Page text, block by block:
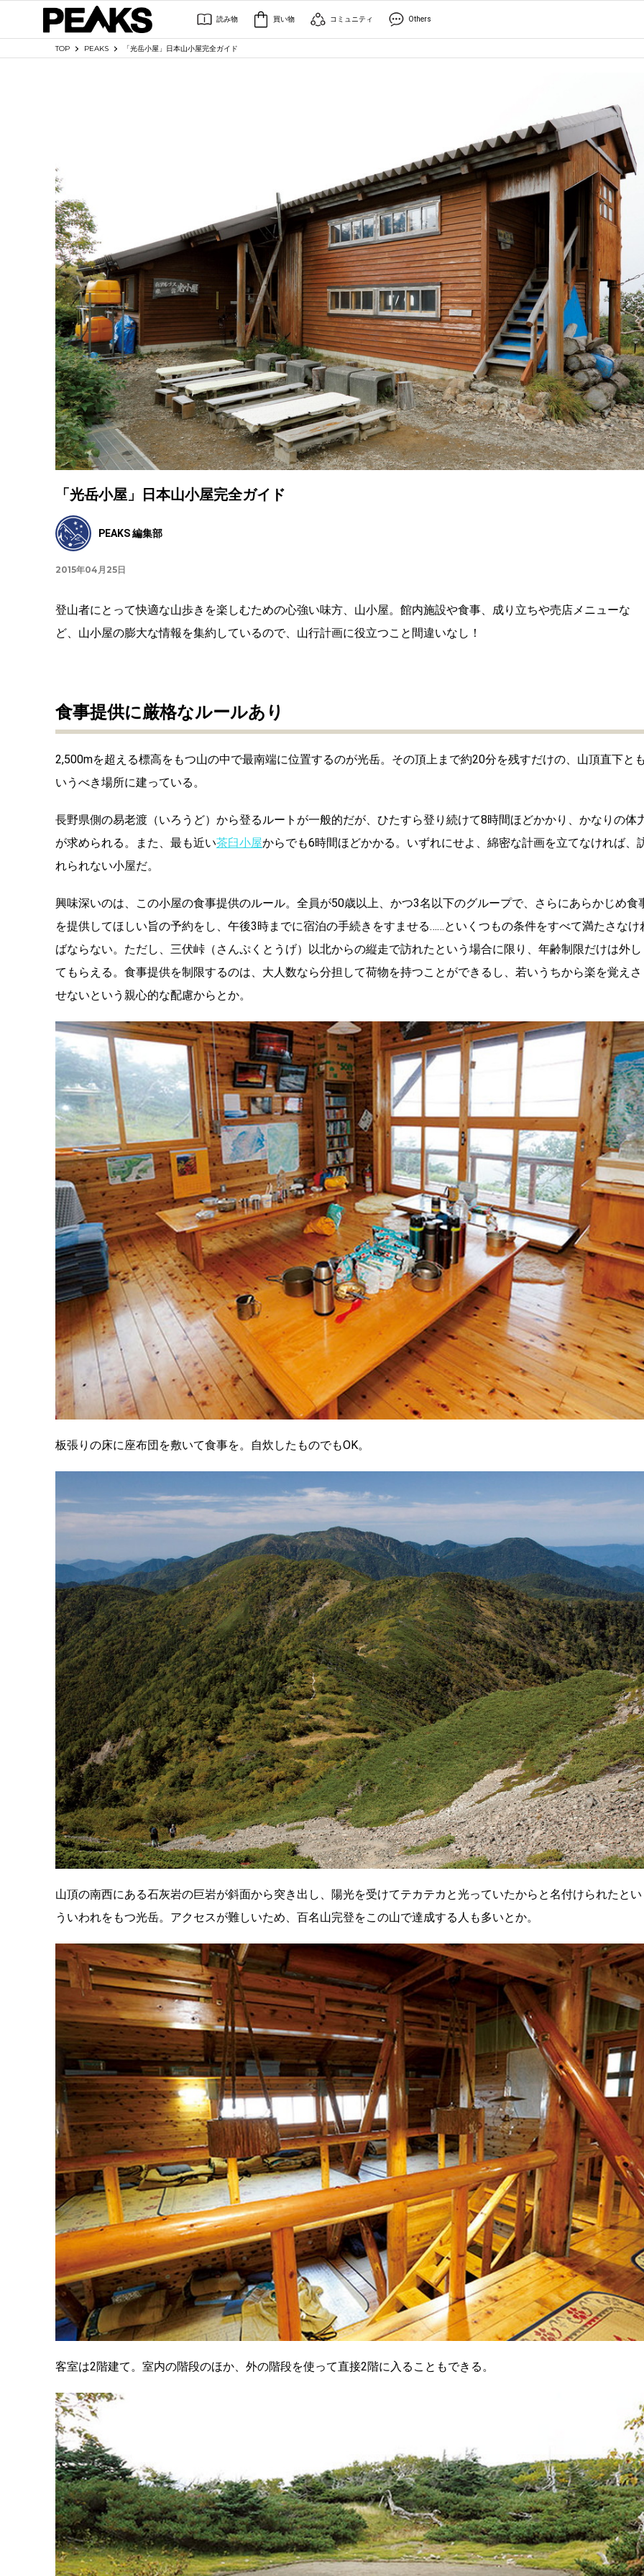
読み物 買い物 コミュニティ Others
TOP PEAKS 「光岳小屋」日本山小屋完全ガイド
「光岳小屋」日本山小屋完全ガイド
PEAKS 編集部
2015年04月25日
登山者にとって快適な山歩きを楽しむための心強い味方、山小屋。館内施設や食事、成り立ちや売店メニューな
ど、山小屋の膨大な情報を集約しているので、山行計画に役立つこと間違いなし！
食事提供に厳格なルールあり
2,500mを超える標高をもつ山の中で最南端に位置するのが光岳。その頂上まで約20分を残すだけの、山頂直下とも
いうべき場所に建っている。
長野県側の易老渡（いろうど）から登るルートが一般的だが、ひたすら登り続けて8時間ほどかかり、かなりの体
が求められる。また、最も近い茶臼小屋からでも6時間ほどかかる。いずれにせよ、綿密な計画を立てなければ、
れられない小屋だ。
興味深いのは、この小屋の食事提供のルール。全員が50歳以上、かつ3名以下のグループで、さらにあらかじめ食
を提供してほしい旨の予約をし、午後3時までに宿泊の手続きをすませる……といくつもの条件をすべて満たさなけ
ばならない。ただし、三伏峠（さんぷくとうげ）以北からの縦走で訪れたという場合に限り、年齢制限だけは外し
てもらえる。食事提供を制限するのは、大人数なら分担して荷物を持つことができるし、若いうちから楽を覚えさ
せないという親心的な配慮からとか。
板張りの床に座布団を敷いて食事を。自炊したものでもOK。
山頂の南西にある石灰岩の巨岩が斜面から突き出し、陽光を受けてテカテカと光っていたからと名付けられたとい
ういわれをもつ光岳。アクセスが難しいため、百名山完登をこの山で達成する人も多いとか。
客室は2階建て。室内の階段のほか、外の階段を使って直接2階に入ることもできる。